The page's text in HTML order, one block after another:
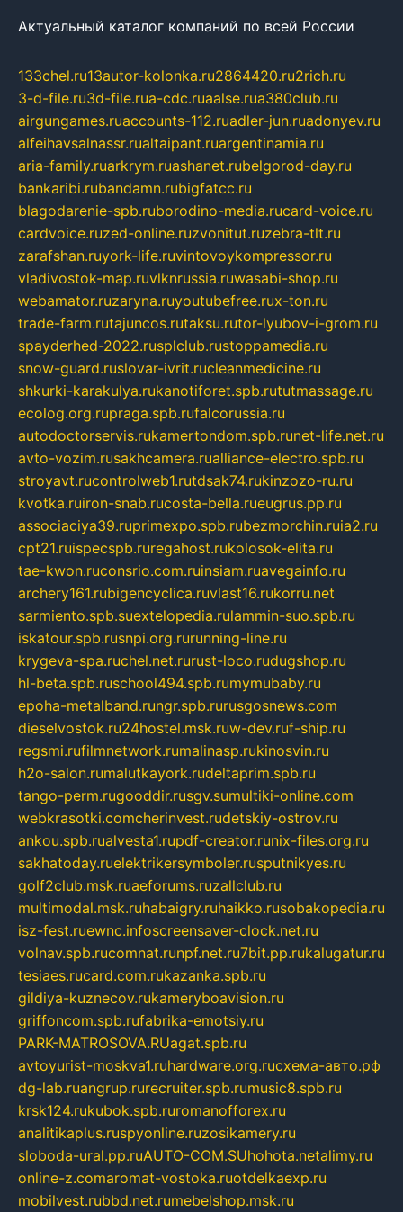
Актуальный каталог компаний по всей России
133chel.ru13autor-kolonka.ru2864420.ru2rich.ru
3-d-file.ru3d-file.rua-cdc.ruaalse.rua380club.ru
airgungames.ruaccounts-112.ruadler-jun.ruadonyev.ru
alfeihavsalnassr.rualtaipant.ruargentinamia.ru
aria-family.ruarkrym.ruashanet.rubelgorod-day.ru
bankaribi.rubandamn.rubigfatcc.ru
blagodarenie-spb.ruborodino-media.rucard-voice.ru
cardvoice.ruzed-online.ruzvonitut.ruzebra-tlt.ru
zarafshan.ruyork-life.ruvintovoykompressor.ru
vladivostok-map.ruvlknrussia.ruwasabi-shop.ru
webamator.ruzaryna.ruyoutubefree.rux-ton.ru
trade-farm.rutajuncos.rutaksu.rutor-lyubov-i-grom.ru
spayderhed-2022.rusplclub.rustoppamedia.ru
snow-guard.ruslovar-ivrit.rucleanmedicine.ru
shkurki-karakulya.rukanotiforet.spb.rututmassage.ru
ecolog.org.rupraga.spb.rufalcorussia.ru
autodoctorservis.rukamertondom.spb.runet-life.net.ru
avto-vozim.rusakhcamera.rualliance-electro.spb.ru
stroyavt.rucontrolweb1.rutdsak74.rukinzozo-ru.ru
kvotka.ruiron-snab.rucosta-bella.rueugrus.pp.ru
associaciya39.ruprimexpo.spb.rubezmorchin.ruia2.ru
cpt21.ruispecspb.ruregahost.rukolosok-elita.ru
tae-kwon.ruconsrio.com.ruinsiam.ruavegainfo.ru
archery161.rubigencyclica.ruvlast16.rukorru.net
sarmiento.spb.suextelopedia.rulammin-suo.spb.ru
iskatour.spb.rusnpi.org.rurunning-line.ru
krygeva-spa.ruchel.net.rurust-loco.rudugshop.ru
hl-beta.spb.ruschool494.spb.rumymubaby.ru
epoha-metalband.rungr.spb.rurusgosnews.com
dieselvostok.ru24hostel.msk.ruw-dev.ruf-ship.ru
regsmi.rufilmnetwork.rumalinasp.rukinosvin.ru
h2o-salon.rumalutkayork.rudeltaprim.spb.ru
tango-perm.rugooddir.rusgv.sumultiki-online.com
webkrasotki.comcherinvest.rudetskiy-ostrov.ru
ankou.spb.rualvesta1.rupdf-creator.runix-files.org.ru
sakhatoday.ruelektrikersymboler.rusputnikyes.ru
golf2club.msk.ruaeforums.ruzallclub.ru
multimodal.msk.ruhabaigry.ruhaikko.rusobakopedia.ru
isz-fest.ruewnc.infoscreensaver-clock.net.ru
volnav.spb.rucomnat.runpf.net.ru7bit.pp.rukalugatur.ru
tesiaes.rucard.com.rukazanka.spb.ru
gildiya-kuznecov.rukameryboavision.ru
griffoncom.spb.rufabrika-emotsiy.ru
PARK-MATROSOVA.RUagat.spb.ru
avtoyurist-moskva1.ruhardware.org.ruсхема-авто.рф
dg-lab.ruangrup.rurecruiter.spb.rumusic8.spb.ru
krsk124.rukubok.spb.ruromanofforex.ru
analitikaplus.ruspyonline.ruzosikamery.ru
sloboda-ural.pp.ruAUTO-COM.SUhohota.netalimy.ru
online-z.comaromat-vostoka.ruotdelkaexp.ru
mobilvest.rubbd.net.rumebelshop.msk.ru